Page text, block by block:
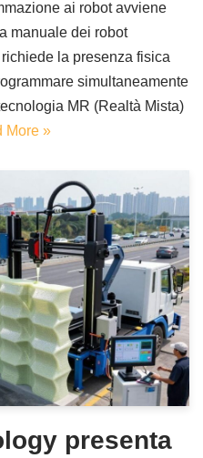
ai robot avviene
manuale dei robot
la presenza fisica
simultaneamente
MR (Realtà Mista)
More »
presenta